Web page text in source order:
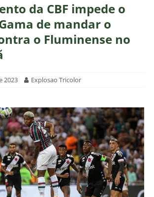
da CBF impede o
de mandar o
o Fluminense no
2023 Explosao Tricolor